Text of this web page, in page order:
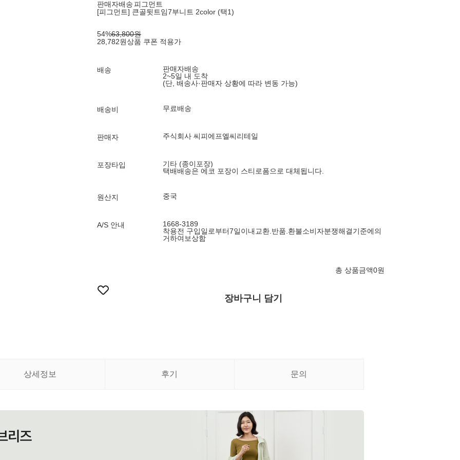
판매자배송피그먼트
[피그먼트] 큰골뒷트임7부니트 2color (택1)
54%63,800원
28,782원상품 쿠폰 적용가
배송
판매자배송
2~5일 내 도착
(단, 배송사·판매자 상황에 따라 변동 가능)
배송비 무료배송
판매자 주식회사 씨피에프엘씨리테일
포장타입
기타 (종이포장)
택배배송은 에코 포장이 스티로폼으로 대체됩니다.
원산지 중국
A/S 안내
1668-3189
착용전 구입일로부터7일이내교환.반품.환불소비자분쟁해결기준에의
거하여보상함
총 상품금액0원
장바구니 담기
상세정보 후기 문의